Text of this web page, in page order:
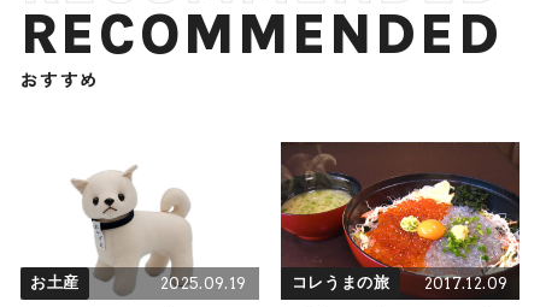
RECOMMENDED
おすすめ
お土産 2025.09.19 コレうまの旅 2017.12.09